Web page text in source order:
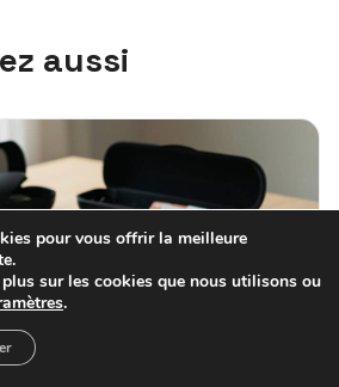
aussi
pour vous offrir la meilleure
sur les cookies que nous utilisons ou
.